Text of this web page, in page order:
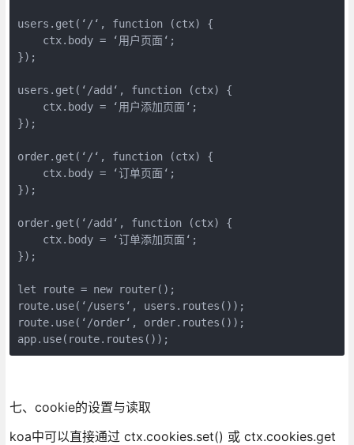
users.get(‘/‘, function (ctx) {
    ctx.body = ‘用户页面‘;
});
users.get(‘/add‘, function (ctx) {
    ctx.body = ‘用户添加页面‘;
});
order.get(‘/‘, function (ctx) {
    ctx.body = ‘订单页面‘;
});
order.get(‘/add‘, function (ctx) {
    ctx.body = ‘订单添加页面‘;
});
let route = new router();
route.use(‘/users‘, users.routes());
route.use(‘/order‘, order.routes());
七、cookie的设置与读取
koa中可以直接通过 ctx.cookies.set() 或 ctx.cookies.get